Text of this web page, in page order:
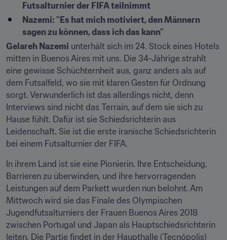
Futsalturnier der FIFA teilnimmt
Nazemi: "Es hat mich motiviert, den Männern
sagen zu können, dass ich das kann"
Gelareh Nazemi unterhält sich im 24. Stock eines Hotels
mitten in Buenos Aires mit uns. Die 34-Jährige strahlt
eine gewisse Schüchternheit aus, ganz anders als auf
dem Futsalfeld, wo sie mit klaren Gesten für Ordnung
sorgt. Verwunderlich ist das allerdings nicht, denn
Interviews sind nicht das Terrain, auf dem sie sich zu
Hause fühlt. Dafür ist sie Schiedsrichterin aus
Leidenschaft. Sie ist die erste iranische Schiedsrichterin
bei einem Futsalturnier der FIFA.
In ihrem Land ist sie eine Pionierin. Ihre Entscheidung,
Barrieren zu überwinden, und ihre hervorragenden
Leistungen auf dem Parkett wurden nun belohnt. Am
Mittwoch wird sie das Finale des Olympischen
Jugendfutsalturniers der Frauen Buenos Aires 2018
zwischen Portugal und Japan als Hauptschiedsrichterin
leiten. Die Partie findet in der Haupthalle (Tecnópolis)